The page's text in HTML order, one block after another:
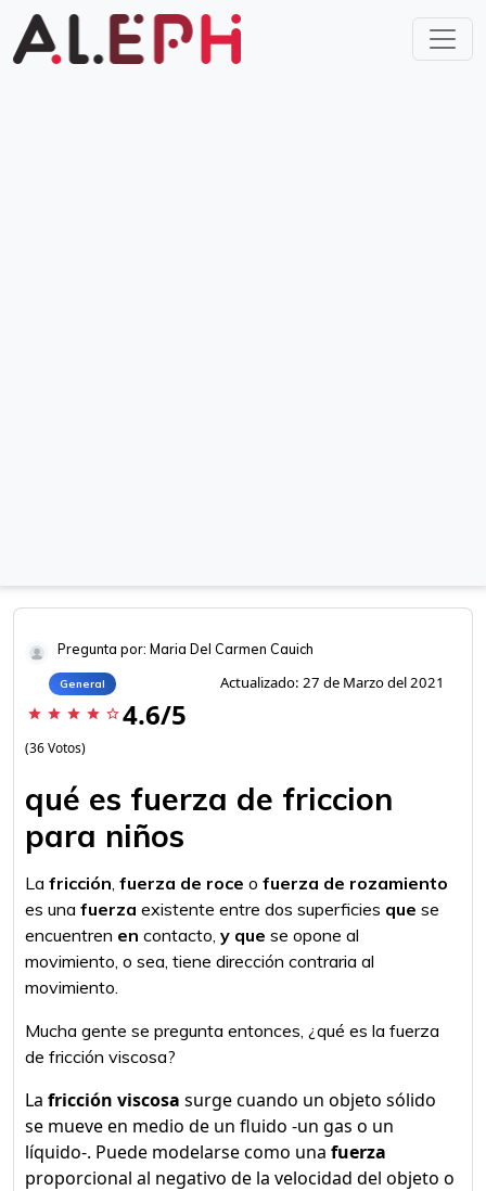
Pregunta por: Maria Del Carmen Cauich
General Actualizado: 27 de Marzo del 2021
star star star star star_border 4.6/5
(36 Votos)
qué es fuerza de friccion
para niños
La fricción, fuerza de roce o fuerza de rozamiento
es una fuerza existente entre dos superficies que se
encuentren en contacto, y que se opone al
movimiento, o sea, tiene dirección contraria al
movimiento.
Mucha gente se pregunta entonces, ¿qué es la fuerza
de fricción viscosa?
La fricción viscosa surge cuando un objeto sólido
se mueve en medio de un fluido -un gas o un
líquido-. Puede modelarse como una fuerza
proporcional al negativo de la velocidad del objeto o